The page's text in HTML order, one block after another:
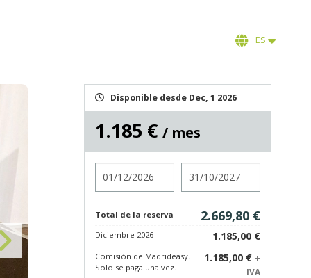
ES
Disponible desde Dec, 1 2026
1.185 € / mes
Total de la reserva 2.669,80 €
Diciembre 2026 1.185,00 €
Comisión de Madrideasy.
Solo se paga una vez.
1.185,00 € +
IVA